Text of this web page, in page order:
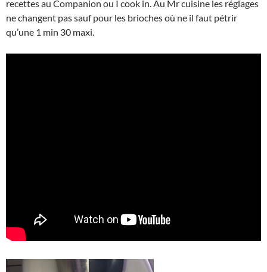
recettes au Companion ou I cook in. Au Mr cuisine les réglages
ne changent pas sauf pour les brioches où ne il faut pétrir
qu’une 1 min 30 maxi.